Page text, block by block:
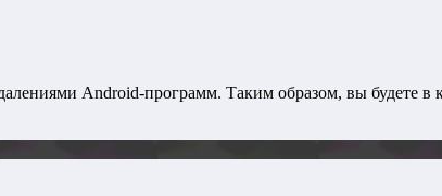
Android-программ. Таким образом, вы будете в